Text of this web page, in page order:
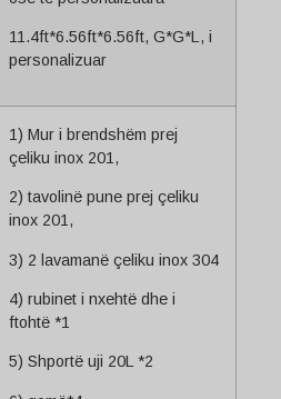
11.4ft*6.56ft*6.56ft, G*G*L, i
personalizuar
1) Mur i brendshëm prej
çeliku inox 201,
2) tavolinë pune prej çeliku
inox 201,
3) 2 lavamanë çeliku inox 304
4) rubinet i nxehtë dhe i
ftohtë *1
5) Shportë uji 20L *2